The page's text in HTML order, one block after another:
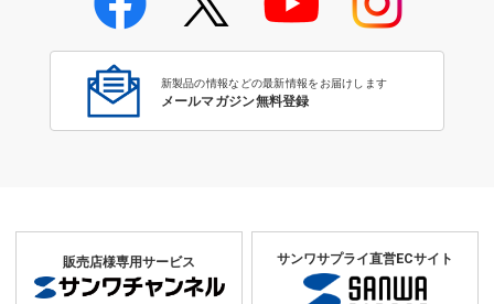
学校教育のICT環境整備特集
新製品の情報などの最新情報をお届けします
メールマガジン無料登録
販売店様専用サービス サンワサプライ直営ECサイト